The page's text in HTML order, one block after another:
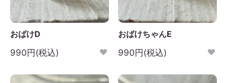
おばけD
990円(税込)
おばけちゃんE
990円(税込)